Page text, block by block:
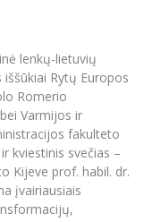
institutas
centras
(HET)
lenkų-lietuvių
Rytų Europos
Romerio
Varmijos ir
fakulteto
kviestinis svečias –
Kijeve prof. habil. dr.
įvairiausiais